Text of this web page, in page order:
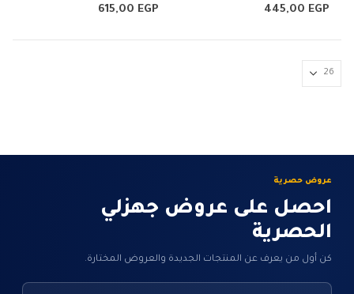
الأشكال
لهذا
المنتج.
يمكن
0من 5 445,00 EGP
الأشكال
لهذا
0من 5 615,00 EGP
عروض حصرية
احصل على عروض جهزلي
الحصرية
كن أول من يعرف عن المنتجات الجديدة والعروض المختارة.